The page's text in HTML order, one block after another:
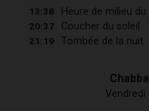
13:38 Heure de milieu du
20:37 Coucher du soleil
21:19 Tombée de la nuit